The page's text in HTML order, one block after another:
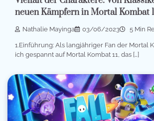
neuen Kämpfern in Mortal Kombat
Nathalie Mayinga 03/06/2023 5 Min
1.Einführung: Als langjähriger Fan der Mortal
ich gespannt auf Mortal Kombat 11, das […]